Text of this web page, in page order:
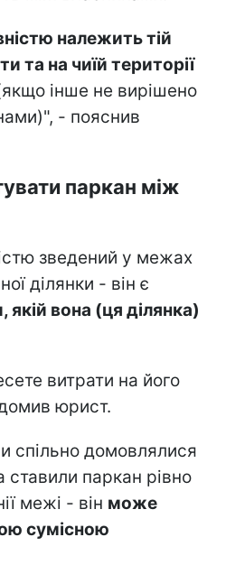
належить тій
та на чиїй території
інше не вирішено
- пояснив
паркан між
зведений у межах
ділянки - він є
вона (ця ділянка)
витрати на його
юрист.
спільно домовлялися
ставили паркан рівно
межі - він може
сумісною